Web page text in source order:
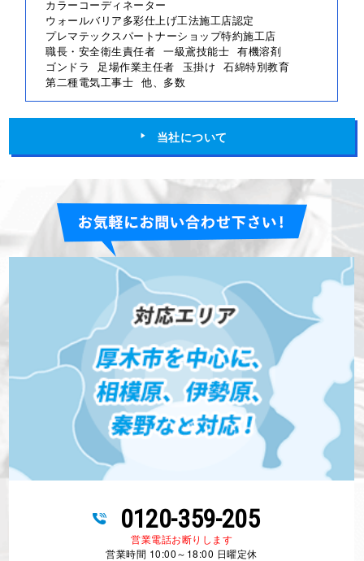
カラーコーディネーター
ウォールバリア多彩仕上げ工法施工店認定
プレマテックスパートナーショップ特約施工店
職長・安全衛生責任者 一級鳶技能士 有機溶剤
ゴンドラ
足場作業主任者 玉掛け 石綿特別教育
第二種電気工事士 他、多数
当社について
0120-359-205
営業電話お断りします
営業時間 10:00～18:00 日曜定休